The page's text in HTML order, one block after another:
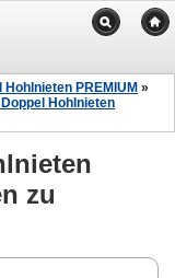
Hohlnieten PREMIUM »
Hohlnieten
zu